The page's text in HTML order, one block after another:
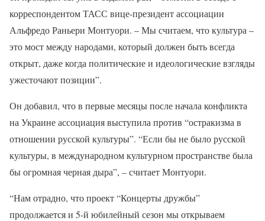
корреспондентом ТАСС вице-президент ассоциации
Альфредо Раньери Монтуори. – Мы считаем, что культура –
это мост между народами, который должен быть всегда
открыт, даже когда политические и идеологические взгляды
ужесточают позиции”.
Он добавил, что в первые месяцы после начала конфликта
на Украине ассоциация выступила против “остракизма в
отношении русской культуры”. “Если бы не было русской
культуры, в международном культурном пространстве была
бы огромная черная дыра”, – считает Монтуори.
“Нам отрадно, что проект “Концерты дружбы”
продолжается и 5-й юбилейный сезон мы открываем